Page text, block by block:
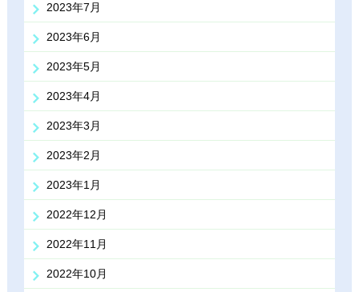
2023年7月
2023年6月
2023年5月
2023年4月
2023年3月
2023年2月
2023年1月
2022年12月
2022年11月
2022年10月